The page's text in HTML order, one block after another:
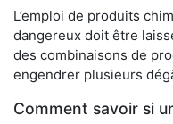
L’emploi de produits
dangereux doit être
des combinaisons de
engendrer plusieurs
Comment savoir si